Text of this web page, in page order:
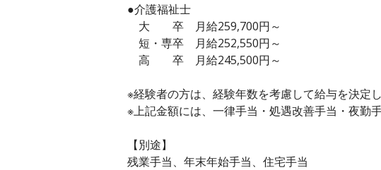
●介護福祉士
大 卒 月給259,700円～
短・専卒 月給252,550円～
高 卒 月給245,500円～
※経験者の方は、経験年数を考慮して給与を決定し
※上記金額には、一律手当・処遇改善手当・夜勤手
【別途】
残業手当、年末年始手当、住宅手当